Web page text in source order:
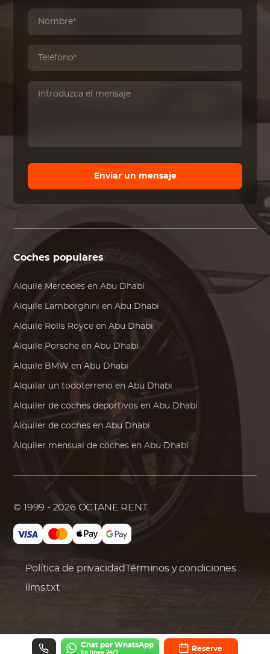
Chat por WhatsApp
En línea 24/7
Reserve
Enviar un mensaje
Coches populares
Alquile Mercedes en Abu Dhabi
Alquile Lamborghini en Abu Dhabi
Alquile Rolls Royce en Abu Dhabi
Alquile Porsche en Abu Dhabi
Alquile BMW en Abu Dhabi
Alquilar un todoterreno en Abu Dhabi
Alquiler de coches deportivos en Abu Dhabi
Alquiler de coches en Abu Dhabi
Alquiler mensual de coches en Abu Dhabi
© 1999 - 2026 OCTANE RENT
Política de privacidadTérminos y condiciones
llms.txt